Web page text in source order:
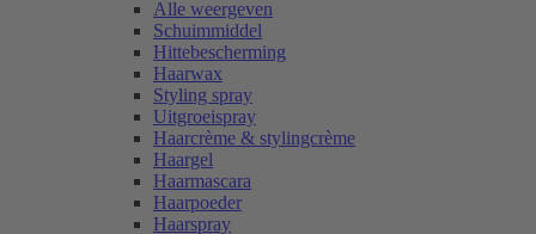
Alle weergeven
Schuimmiddel
Hittebescherming
Haarwax
Styling spray
Uitgroeispray
Haarcrème & stylingcrème
Haargel
Haarmascara
Haarpoeder
Haarspray